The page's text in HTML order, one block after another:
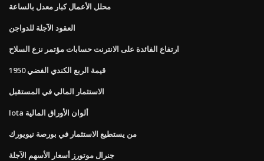
محلل الأعمال كبار معدل بالساعة
العقود الآجلة للدواجن
ارتفاع الفائدة على الانترنت حسابات مؤتمر نزع السلاح
1950 قيمة الربع الكندي الفضي
الاستثمار المالي في المستقبل
Iota ألوان الأوراق المالية
من يستطيع الاستثمار في بورصة نيويورك
جنرال موتورز أسعار الأسهم الآجلة